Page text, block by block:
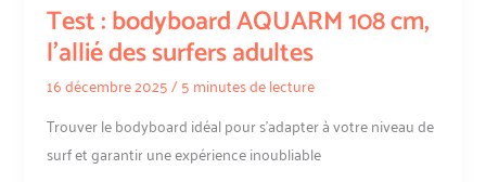
Test : bodyboard AQUARM 108 cm,
l’allié des surfers adultes
16 décembre 2025/5 minutes de lecture
Trouver le bodyboard idéal pour s’adapter à votre niveau de
surf et garantir une expérience inoubliable